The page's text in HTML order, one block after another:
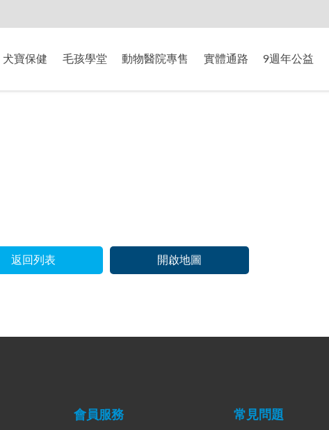
犬寶保健 毛孩學堂 動物醫院專售 實體通路 9週年公益
返回列表 開啟地圖
會員服務 常見問題